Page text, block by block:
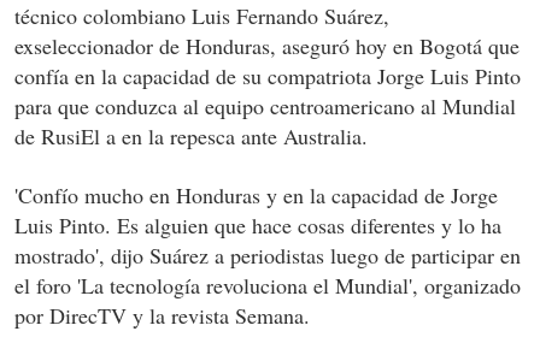
técnico colombiano Luis Fernando Suárez,
exseleccionador de Honduras, aseguró hoy en Bogotá que
confía en la capacidad de su compatriota Jorge Luis Pinto
para que conduzca al equipo centroamericano al Mundial
de RusiEl a en la repesca ante Australia.
'Confío mucho en Honduras y en la capacidad de Jorge
Luis Pinto. Es alguien que hace cosas diferentes y lo ha
mostrado', dijo Suárez a periodistas luego de participar en
el foro 'La tecnología revoluciona el Mundial', organizado
por DirecTV y la revista Semana.